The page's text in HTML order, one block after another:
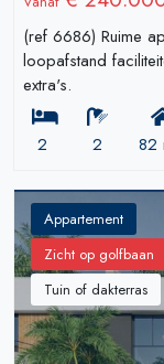
(ref 6686) Ruime
loopafstand
extra's.
2 2 82
Appartement
Zicht op golfbaan
Tuin of dakterras